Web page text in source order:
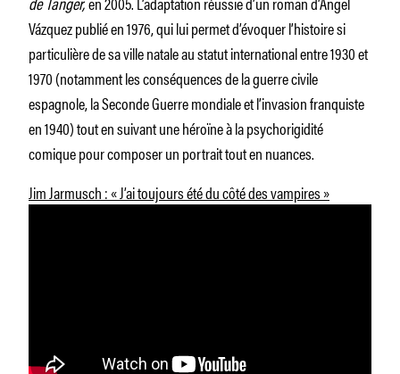
Vázquez publié en 1976, qui lui permet d’évoquer l’histoire si
particulière de sa ville natale au statut international entre 1930 et
1970 (notamment les conséquences de la guerre civile
espagnole, la Seconde Guerre mondiale et l’invasion franquiste
en 1940) tout en suivant une héroïne à la psychorigidité
comique pour composer un portrait tout en nuances.
Jim Jarmusch : « J’ai toujours été du côté des vampires »